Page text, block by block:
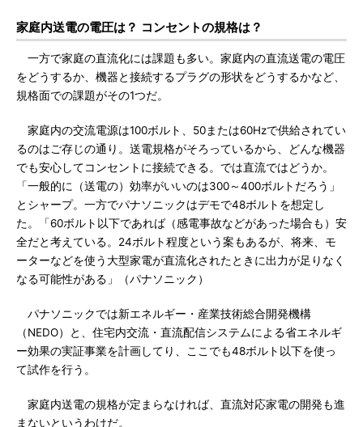
家庭内送電の電圧は？ コンセントの規格は？
一方で家庭の直流化には課題も多い。家庭内の直流送電の電圧
をどうするか、機器と接続するプラグの形状をどうするかなど、
規格面での課題がその1つだ。
家庭内の交流電源は100ボルト、50または60Hzで供給されてい
るのはご存じの通り。送電規格がそろっているから、どんな機器
でも安心してコンセントに接続できる。では直流ではどうか。
「一般的に（送電の）効率がいいのは300～400ボルトだろう」
とシャープ。一方でパナソニックはデモで48ボルトを想定し
た。「60ボルト以下であれば（感電事故などがあった場合も）安
全だと考えている。24ボルト程度という案もあるが、将来、モ
ーターなどを使う大型家電が直流化されたときに出力が足りなく
なる可能性がある」（パナソニック）
パナソニックでは新エネルギー・産業技術総合開発機構
（NEDO）と、住宅内交流・直流配信システムによる省エネルギ
ー効果の実証事業を計画してり、ここでも48ボルト以下を使っ
て試作を行う。
家庭内送電の規格が定まらなければ、直流対応家電の開発も進
まないというわけだ。